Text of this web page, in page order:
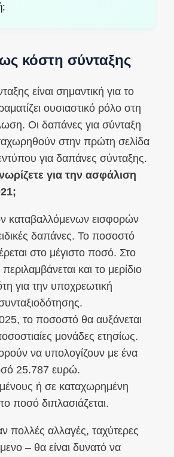
κόστη σύνταξης
είναι σημαντική για το
ουσιαστικό ρόλο στη
Οι δαπάνες για σύνταξη
στην πρώτη σελίδα
για δαπάνες σύνταξης.
για την ασφάλιση
καταβαλλόμενων εισφορών
δαπάνες. Το ποσοστό
στο μέγιστο ποσό. Στο
και το μερίδιο
για την υποχρεωτική
το ποσοστό θα αυξάνεται
μονάδες ετησίως.
να υπολογίζουν με ένα
25.787 ευρώ.
ή σε καταχωρημένη
ποσό διπλασιάζεται.
πολλές αλλαγές, ταχύτερες
– θα είναι δυνατό να